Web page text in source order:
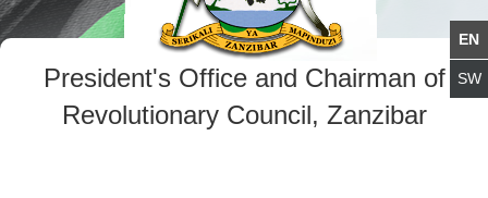
President's Office and Chairman of
Revolutionary Council, Zanzibar